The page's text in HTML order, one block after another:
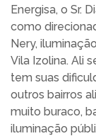
Energisa, o Sr.
como
Nery,
Vila Izolina. Ali
tem suas
outros bairros
muito buraco,
iluminação